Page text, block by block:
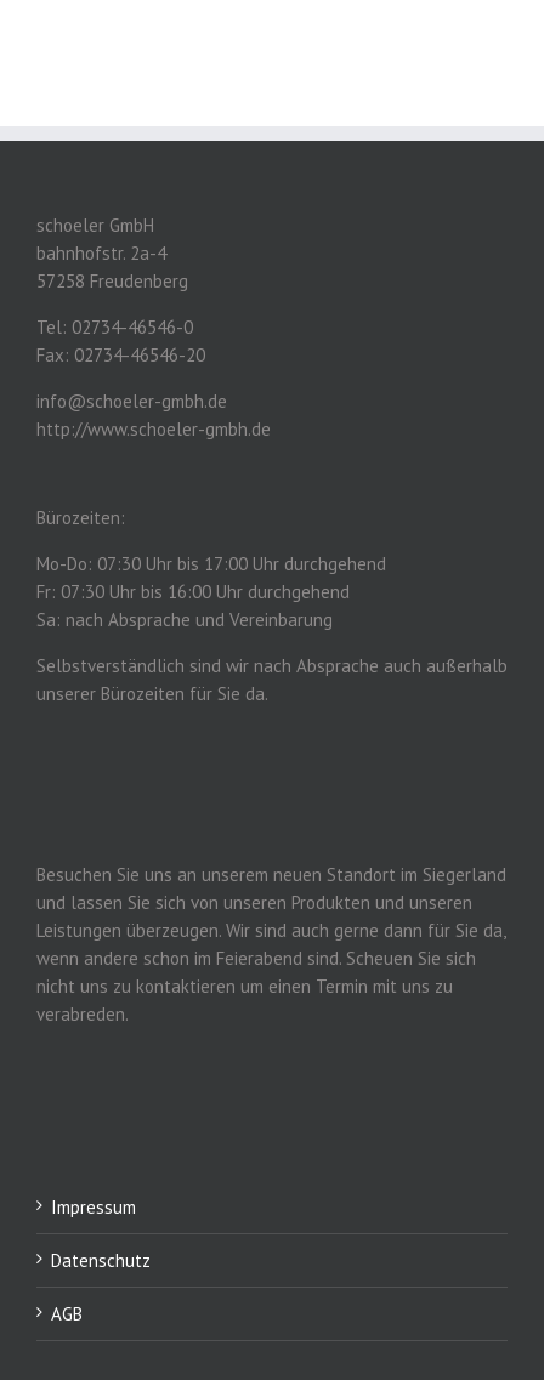
schoeler GmbH
bahnhofstr. 2a-4
57258 Freudenberg
Tel: 02734-46546-0
Fax: 02734-46546-20
info@schoeler-gmbh.de
http://www.schoeler-gmbh.de
Bürozeiten:
Mo-Do: 07:30 Uhr bis 17:00 Uhr durchgehend
Fr: 07:30 Uhr bis 16:00 Uhr durchgehend
Sa: nach Absprache und Vereinbarung
Selbstverständlich sind wir nach Absprache auch außerhalb
unserer Bürozeiten für Sie da.
Besuchen Sie uns an unserem neuen Standort im Siegerland
und lassen Sie sich von unseren Produkten und unseren
Leistungen überzeugen. Wir sind auch gerne dann für Sie da,
wenn andere schon im Feierabend sind. Scheuen Sie sich
nicht uns zu kontaktieren um einen Termin mit uns zu
verabreden.
Impressum
Datenschutz
AGB